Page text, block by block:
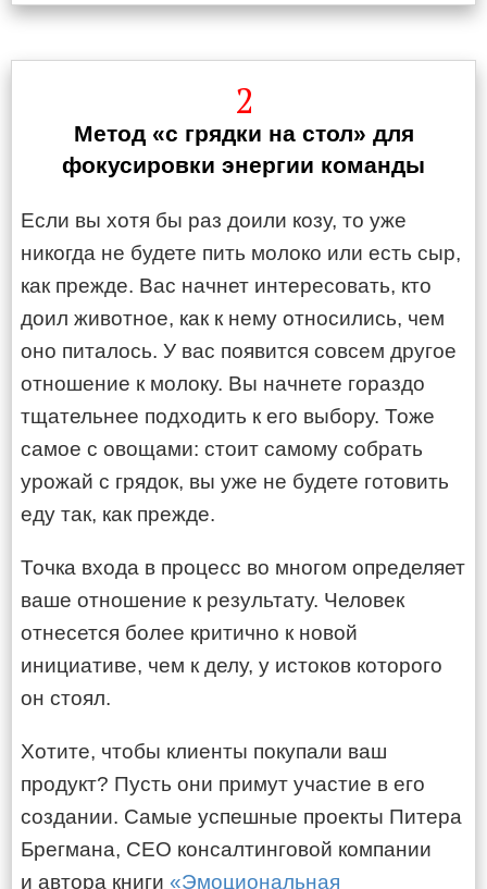
2
Метод «с грядки на стол» для
фокусировки энергии команды
Если вы хотя бы раз доили козу, то уже
никогда не будете пить молоко или есть сыр,
как прежде. Вас начнет интересовать, кто
доил животное, как к нему относились, чем
оно питалось. У вас появится совсем другое
отношение к молоку. Вы начнете гораздо
тщательнее подходить к его выбору. Тоже
самое с овощами: стоит самому собрать
урожай с грядок, вы уже не будете готовить
еду так, как прежде.
Точка входа в процесс во многом определяет
ваше отношение к результату. Человек
отнесется более критично к новой
инициативе, чем к делу, у истоков которого
он стоял.
Хотите, чтобы клиенты покупали ваш
продукт? Пусть они примут участие в его
создании. Самые успешные проекты Питера
Брегмана, CEO консалтинговой компании
и автора книги «Эмоциональная